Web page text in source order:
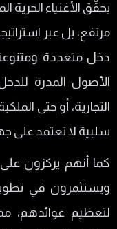
يحقّق الأغنياء
مرتفع، بل عبر
دخل متعددة
الأصول المدرة
التجارية، أو حتى
سلبية لا تعتمد
كما أنهم يركزون على
ويستثمرون في
لتعظيم عوائدهم،